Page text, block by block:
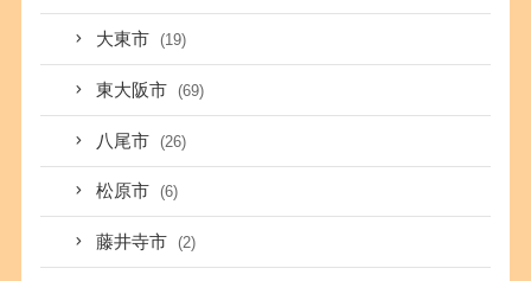
大東市 (19)
東大阪市 (69)
八尾市 (26)
松原市 (6)
藤井寺市 (2)